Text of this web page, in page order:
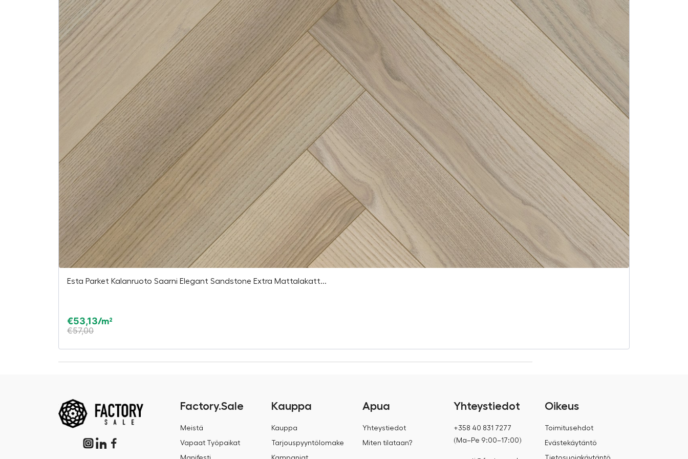
Esta Parket Kalanruoto Saarni Elegant Sandstone Extra Mattalakatt...
€53,13/m²
€57,00
Factory.Sale
Meistä
Vapaat Työpaikat
Kauppa
Kauppa
Tarjouspyyntölomake
Apua
Yhteystiedot
Miten tilataan?
Yhteystiedot
+358 40 831 7277
(Ma–Pe 9:00–17:00)
Oikeus
Toimitusehdot
Evästekäytäntö